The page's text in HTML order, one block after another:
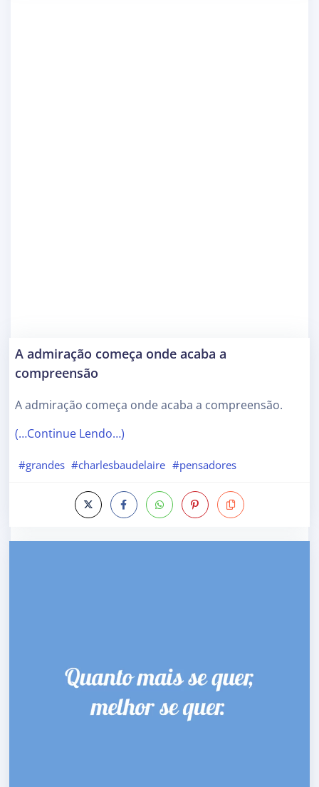
A admiração começa onde acaba a
compreensão
A admiração começa onde acaba a compreensão.
(…Continue Lendo…)
#grandes #charlesbaudelaire #pensadores